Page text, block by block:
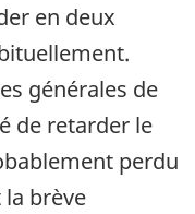
en deux
générales de
de retarder le
perdu
brève